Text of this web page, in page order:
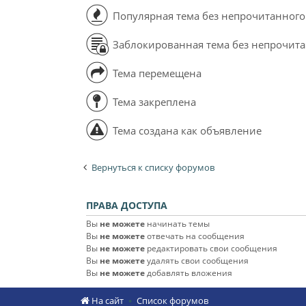
Популярная тема без непрочитанного
Заблокированная тема без
Тема перемещена
Тема закреплена
Тема создана как объявление
Вернуться к списку форумов
ПРАВА ДОСТУПА
Вы не можете начинать темы
Вы не можетеотвечать на сообщения
Вы не можете редактировать свои сообщения
Вы не можетеудалять свои сообщения
Вы не можетедобавлять вложения
На сайт Список форумов